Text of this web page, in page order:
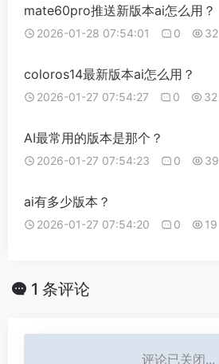
mate60pro推送新版本ai怎么用？
2026-01-28 07:54:01 0 32
coloros14最新版本ai怎么用？
2026-01-27 07:54:27 0 32
AI最常用的版本是那个？
2026-01-27 07:54:23 0 39
ai有多少版本？
2026-01-27 07:54:20 0 19
1 条评论
评论已关闭...